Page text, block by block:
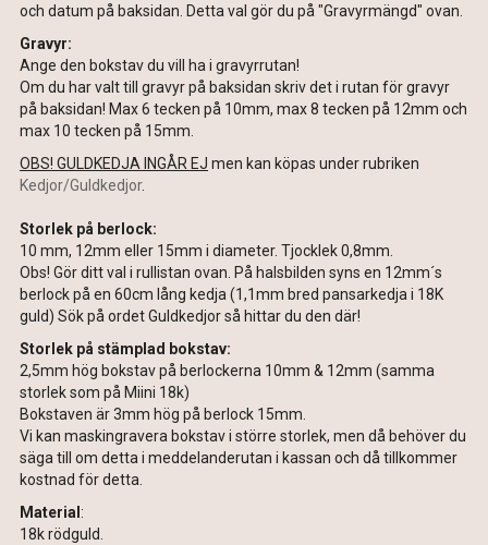
och datum på baksidan. Detta val gör du på "Gravyrmängd" ovan.
Gravyr:
Ange den bokstav du vill ha i gravyrrutan!
Om du har valt till gravyr på baksidan skriv det i rutan för gravyr
på baksidan! Max 6 tecken på 10mm, max 8 tecken på 12mm och
max 10 tecken på 15mm.
OBS! GULDKEDJA INGÅR EJ men kan köpas under rubriken
Kedjor/Guldkedjor.
Storlek på berlock:
10 mm, 12mm eller 15mm i diameter. Tjocklek 0,8mm.
Obs! Gör ditt val i rullistan ovan. På halsbilden syns en 12mm´s
berlock på en 60cm lång kedja (1,1mm bred pansarkedja i 18K
guld) Sök på ordet Guldkedjor så hittar du den där!
Storlek på stämplad bokstav:
2,5mm hög bokstav på berlockerna 10mm & 12mm (samma
storlek som på Miini 18k)
Bokstaven är 3mm hög på berlock 15mm.
Vi kan maskingravera bokstav i större storlek, men då behöver du
säga till om detta i meddelanderutan i kassan och då tillkommer
kostnad för detta.
Material :
18k rödguld.